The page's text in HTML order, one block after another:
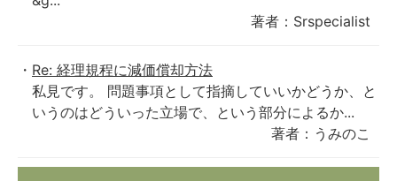
著者：Srspecialist
Re: 経理規程に減価償却方法
私見です。 問題事項として指摘していいかどうか、と
いうのはどういった立場で、という部分によるか...
著者：うみのこ